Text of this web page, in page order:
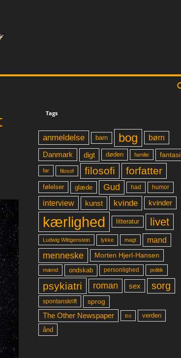
Tags
anmeldelse barn bog børn
Danmark digt døden familie fantasi
far filosof filosofi forfatter
følelser glæde Gud had humor
interview kunst kvinde kvinder
kærlighed litteratur livet
Ludwig Wittgenstein lykke magt mand
menneske Morten Hjerl-Hansen
mænd ondskab personlighed politik
psykiatri roman sex sorg
spontanskrift sprog
The Other Newspaper tro verden
ånd